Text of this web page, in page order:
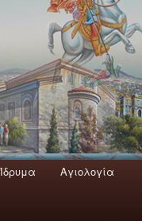
Αγιολογία